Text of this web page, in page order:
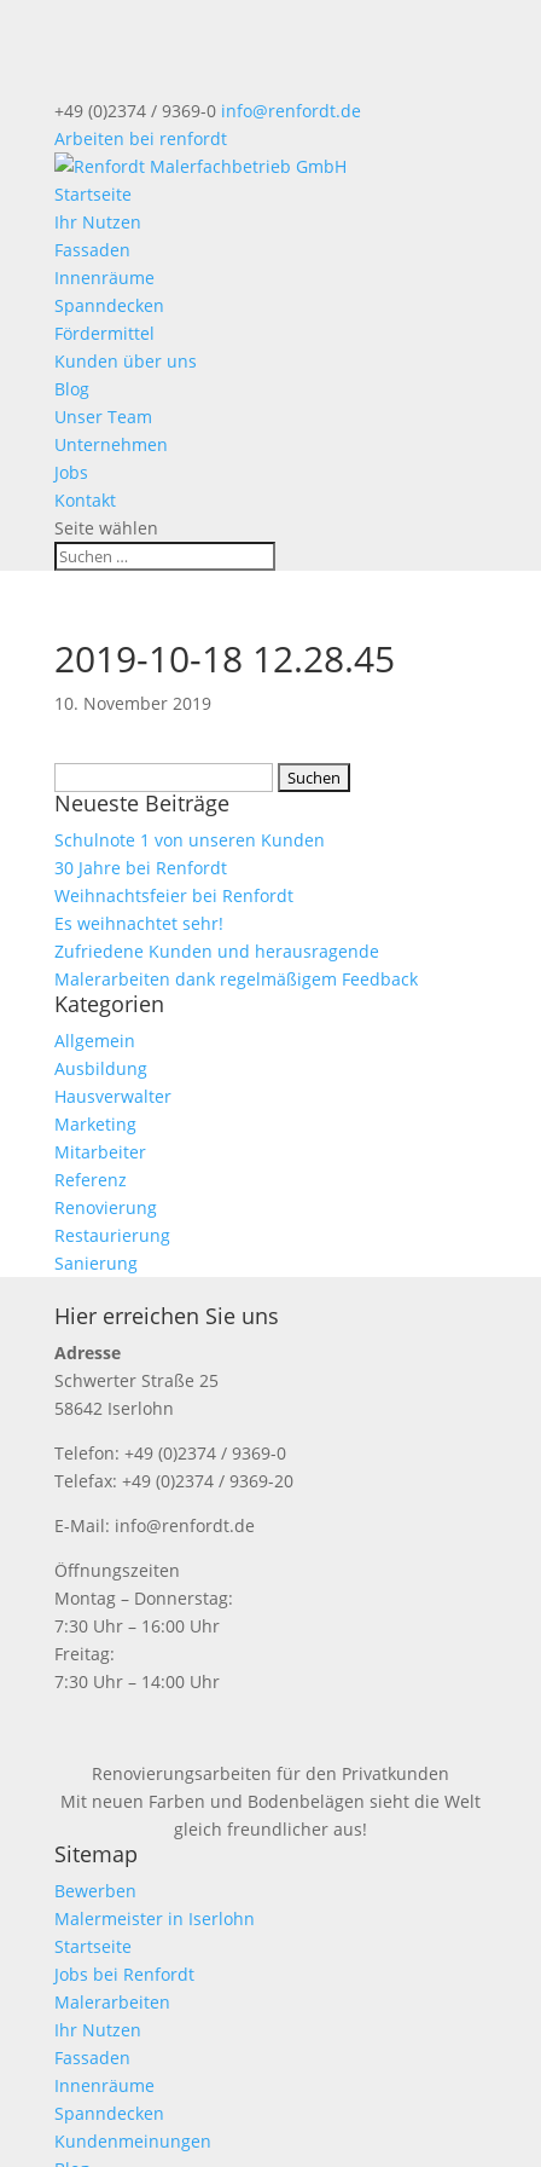
+49 (0)2374 / 9369-0 info@renfordt.de
Arbeiten bei renfordt
Startseite
Ihr Nutzen
Fassaden
Innenräume
Spanndecken
Fördermittel
Kunden über uns
Blog
Unser Team
Unternehmen
Jobs
Kontakt
Seite wählen
2019-10-18 12.28.45
10. November 2019
nach:
Neueste Beiträge
Schulnote 1 von unseren Kunden
30 Jahre bei Renfordt
Weihnachtsfeier bei Renfordt
Es weihnachtet sehr!
Zufriedene Kunden und herausragende
Malerarbeiten dank regelmäßigem Feedback
Kategorien
Allgemein
Ausbildung
Hausverwalter
Marketing
Mitarbeiter
Referenz
Renovierung
Restaurierung
Sanierung
Hier erreichen Sie uns
Adresse
Schwerter Straße 25
58642 Iserlohn
Telefon: +49 (0)2374 / 9369-0
Telefax: +49 (0)2374 / 9369-20
E-Mail: info@renfordt.de
Öffnungszeiten
Montag – Donnerstag:
7:30 Uhr – 16:00 Uhr
Freitag:
7:30 Uhr – 14:00 Uhr
Renovierungsarbeiten für den Privatkunden
Mit neuen Farben und Bodenbelägen sieht die Welt
gleich freundlicher aus!
Sitemap
Bewerben
Malermeister in Iserlohn
Startseite
Jobs bei Renfordt
Malerarbeiten
Ihr Nutzen
Fassaden
Innenräume
Spanndecken
Kundenmeinungen